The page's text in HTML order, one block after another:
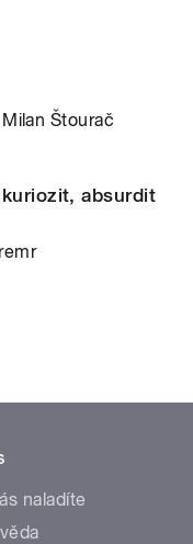
Štourač
absurdit
naladíte